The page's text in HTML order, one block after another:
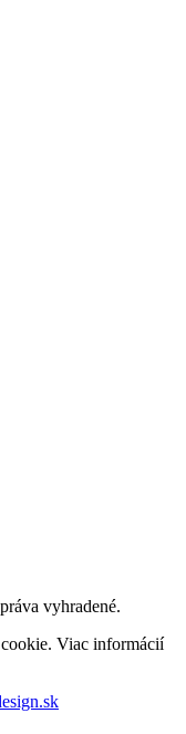
vyhradené.
Viac informácií